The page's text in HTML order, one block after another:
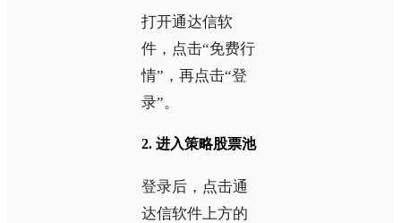
打开通达信软
件，点击“免费行
情”，再点击“登
录”。
2. 进入策略股票池
登录后，点击通
达信软件上方的